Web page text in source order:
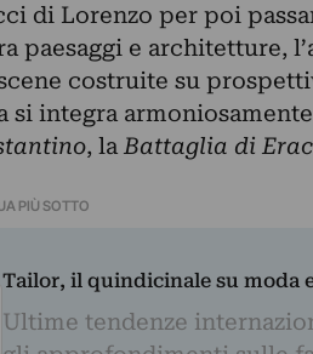
di Lorenzo per poi
paesaggi e architetture,
costruite su
si integra
, la Battaglia di
PIÙ SOTTO
Tailor, il quindicinale su moda
Ultime tendenze